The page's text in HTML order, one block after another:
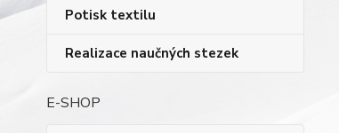
Potisk textilu
Realizace naučných stezek
E-SHOP